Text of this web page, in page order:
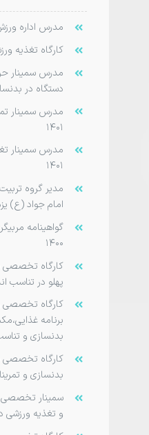
مدرس اداره ورزش
کارگاه تغذیه
مدرس سمینار
دستگاه در
‌مدرس سمینار
۱۴۰۱
مدرس سمینار
۱۴۰۱
مدیر گروه
امام جواد (ع) یزد – ۱۴۰۰
۱۴۰۰
کارگاه تخصصی
پهلو در تناسب
کارگاه تخصصی
برنامه
بدنسازی و تناسب
کارگاه تخصصی
بدنسازی و
سمینار تخصصی
و تغذیه ورزشی در